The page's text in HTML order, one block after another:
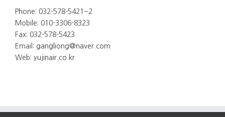
Phone: 032-578-5421~2
Mobile: 010-3306-8323
Fax: 032-578-5423
Email: gangliong@naver.com
Web: yujinair.co.kr